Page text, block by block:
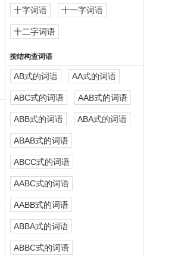
十字词语 十一字词语
十二字词语
按结构查词语
AB式的词语 AA式的词语
ABC式的词语 AAB式的词语
ABB式的词语 ABA式的词语
ABAB式的词语
ABCC式的词语
AABC式的词语
AABB式的词语
ABBA式的词语
ABBC式的词语